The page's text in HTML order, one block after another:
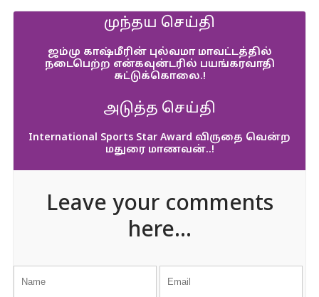
முந்தய செய்தி
ஜம்மு காஷ்மீரின் புல்வமா மாவட்டத்தில்
நடைபெற்ற என்கவுன்டரில் பயங்கரவாதி
சுட்டுக்கொலை.!
அடுத்த செய்தி
International Sports Star Award விருதை வென்ற
மதுரை மாணவன்..!
Leave your comments
here...